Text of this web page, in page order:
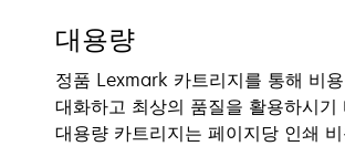
대용량
정품 Lexmark 카트리지를 통해 비
대화하고 최상의 품질을 활용하시기
대용량 카트리지는 페이지당 인쇄